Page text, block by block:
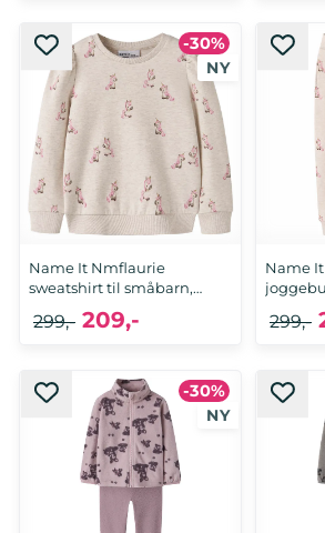
-30%
Name It Nmflaurie
sweatshirt til småbarn,
Peyote ...209,-
299,-
Name
Peyote
299,-
-30%